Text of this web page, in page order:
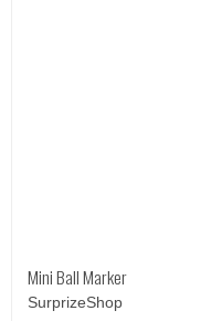
Mini Ball Marker
SurprizeShop